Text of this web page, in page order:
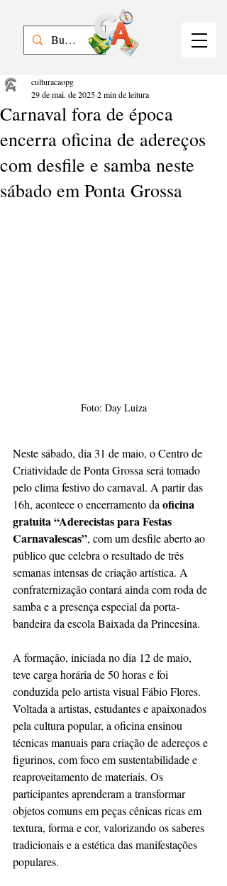
Carnaval fora de época
encerra oficina de adereços
com desfile e samba neste
sábado em Ponta Grossa
culturacaopg
29 de mai. de 20252 min de leitura
Foto: Day Luiza
Neste sábado, dia 31 de maio, o Centro de
Criatividade de Ponta Grossa será tomado
pelo clima festivo do carnaval. A partir das
16h, acontece o encerramento da oficina
gratuita “Aderecistas para Festas
Carnavalescas”, com um desfile aberto ao
público que celebra o resultado de três
semanas intensas de criação artística. A
confraternização contará ainda com roda de
samba e a presença especial da porta-
bandeira da escola Baixada da Princesina.
A formação, iniciada no dia 12 de maio,
teve carga horária de 50 horas e foi
conduzida pelo artista visual Fábio Flores.
Voltada a artistas, estudantes e apaixonados
pela cultura popular, a oficina ensinou
técnicas manuais para criação de adereços e
figurinos, com foco em sustentabilidade e
reaproveitamento de materiais. Os
participantes aprenderam a transformar
objetos comuns em peças cênicas ricas em
textura, forma e cor, valorizando os saberes
tradicionais e a estética das manifestações
populares.